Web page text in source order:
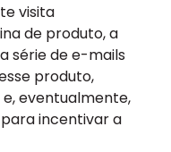
visita
de produto, a
série de e-mails
produto,
eventualmente,
incentivar a